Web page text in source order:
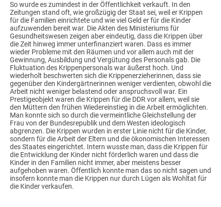
So wurde es zumindest in der Öffentlichkeit verkauft. In den
Zeitungen stand oft, wie großzügig der Staat sei, weil er Krippen
für die Familien einrichtete und wie viel Geld er für die Kinder
aufzuwenden bereit war. Die Akten des Ministeriums für
Gesundheitswesen zeigen aber eindeutig, dass die Krippen über
die Zeit hinweg immer unterfinanziert waren. Dass es immer
wieder Probleme mit den Räumen und vor allem auch mit der
Gewinnung, Ausbildung und Vergütung des Personals gab. Die
Fluktuation des Krippenpersonals war äußerst hoch. Und
wiederholt beschwerten sich die Krippenerzieherinnen, dass sie
gegenüber den Kindergärtnerinnen weniger verdienten, obwohl die
Arbeit nicht weniger belastend oder anspruchsvoll war. Ein
Prestigeobjekt waren die Krippen für die DDR vor allem, weil sie
den Müttern den frühen Wiedereinstieg in die Arbeit ermöglichten.
Man konnte sich so durch die vermeintliche Gleichstellung der
Frau von der Bundesrepublik und dem Westen ideologisch
abgrenzen. Die Krippen wurden in erster Linie nicht für die Kinder,
sondern für die Arbeit der Eltern und die ökonomischen Interessen
des Staates eingerichtet. Intern wusste man, dass die Krippen für
die Entwicklung der Kinder nicht förderlich waren und dass die
Kinder in den Familien nicht immer, aber meistens besser
aufgehoben waren. Öffentlich konnte man das so nicht sagen und
insofern konnte man die Krippen nur durch Lügen als Wohltat für
die Kinder verkaufen.